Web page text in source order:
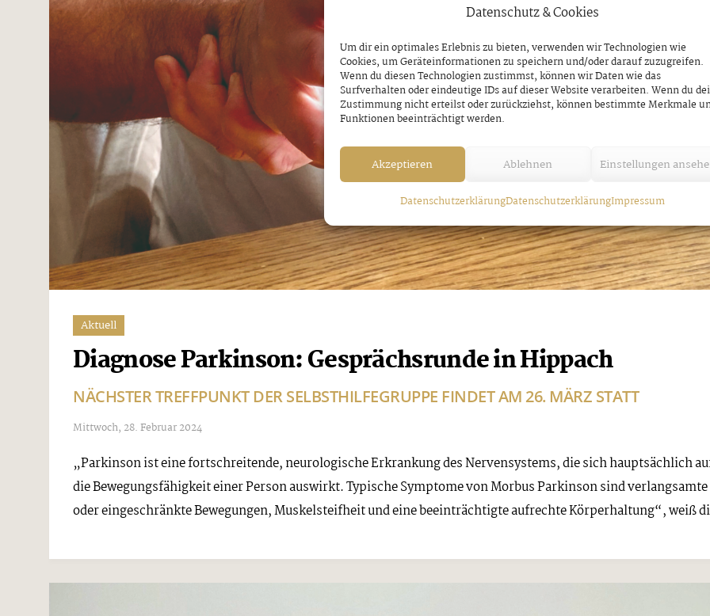
Datenschutz & Cookies
Um dir ein optimales Erlebnis zu bieten, verwenden wir Technologien wie
Cookies, um Geräteinformationen zu speichern und/oder darauf zuzugreifen.
Wenn du diesen Technologien zustimmst, können wir Daten wie das
Surfverhalten oder eindeutige IDs auf dieser Website verarbeiten. Wenn du
Zustimmung nicht erteilst oder zurückziehst, können bestimmte Merkmale
Funktionen beeinträchtigt werden.
Akzeptieren Ablehnen Einstellungen
DatenschutzerklärungDatenschutzerklärungImpressum
Aktuell
Diagnose Parkinson: Gesprächsrunde in Hippach
NÄCHSTER TREFFPUNKT DER SELBSTHILFEGRUPPE FINDET AM 26. MÄRZ STATT
Mittwoch, 28. Februar 2024
„Parkinson ist eine fortschreitende, neurologische Erkrankung des Nervensystems, die sich hauptsächlich
die Bewegungsfähigkeit einer Person auswirkt. Typische Symptome von Morbus Parkinson sind verlangsamte
oder eingeschränkte Bewegungen, Muskelsteifheit und eine beeinträchtigte aufrechte Körperhaltung“, weiß